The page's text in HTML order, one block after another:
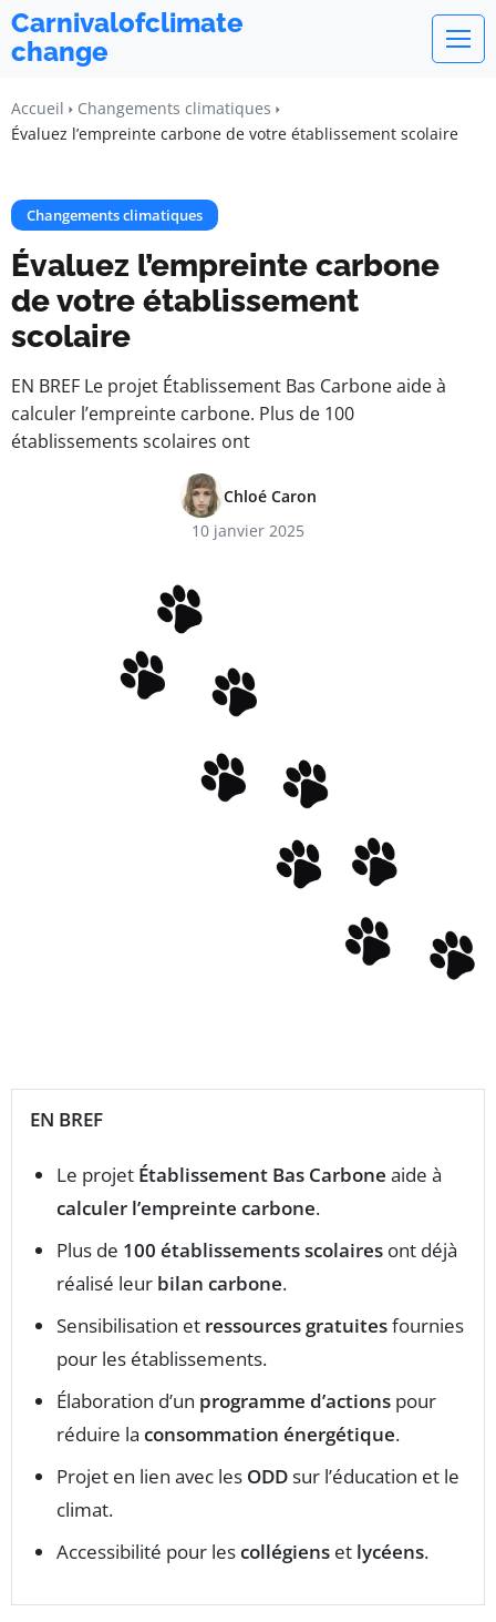
Carnivalofclimate
change
Accueil
Changements climatiques
Évaluez l’empreinte carbone de votre établissement scolaire
Changements climatiques
Évaluez l’empreinte carbone
de votre établissement
scolaire
EN BREF Le projet Établissement Bas Carbone aide à
calculer l’empreinte carbone. Plus de 100
établissements scolaires ont
Chloé Caron
10 janvier 2025
EN BREF
Le projet Établissement Bas Carbone aide à
calculer l’empreinte carbone.
Plus de 100 établissements scolaires ont déjà
réalisé leur bilan carbone.
Sensibilisation et ressources gratuitesfournies
pour les établissements.
Élaboration d’un programme d’actions pour
réduire la consommation énergétique.
Projet en lien avec les ODDsur l’éducation et le
climat.
Accessibilité pour lescollégiens et lycéens.